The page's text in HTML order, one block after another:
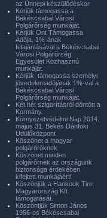
az Ünnepi készülődéskor
Kérjük támogassa a
Békéscsabai Városi
Polgárőrség munkáját.
Kérjük Önt Támogassa
Adója. 1%-ának
felajánlásával a Békéscsabai
Városi Polgárőrség
Egyesület Közhasznú
munkáját.
Kérjük, támogassa személyi
jövedelemadójának 1%-val a
Békéscsabai Városi
Polgárőrség munkáját.
Két hét szigorításról döntött a
Kormány.
Környezetvédelmi Nap 2014.
május 31. Békés Dánfoki
Üdülőközpont
Köszönet a magyar
polgárőröknek
Köszönet minden
polgárőrnek az országunk
biztonsága érdekében
kifejtett munkájáért!
Köszönjük a Hankook Tire
Magyarország Kft.
támogatását.
Köszöntjük Simon János
1956-os Békéscsabai